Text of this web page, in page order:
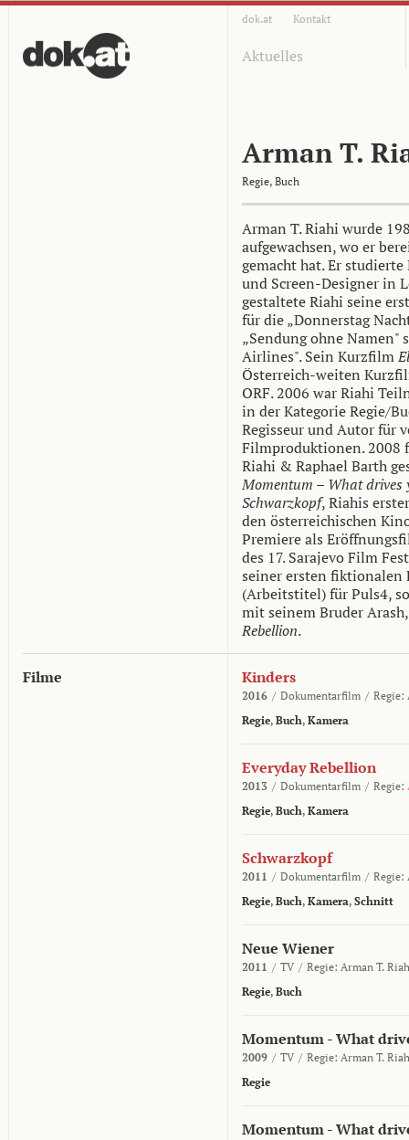
dok.at Kontakt
Aktuelles
Arman T.
Regie, Buch
Arman T. Riahi wurde
aufgewachsen, wo er
gemacht hat. Er
und Screen-Designer in
gestaltete Riahi seine
für die „Donnerstag
„Sendung ohne Namen"
Airlines". Sein Kurzfilm
Österreich-weiten
ORF. 2006 war Riahi
in der Kategorie Regie/
Regisseur und Autor für
Filmproduktionen. 2008
Riahi & Raphael Barth
Momentum – What drives
Schwarzkopf, Riahis
den österreichischen
Premiere als
des 17. Sarajevo Film
seiner ersten fiktionalen
(Arbeitstitel) für Puls4,
mit seinem Bruder
Rebellion.
Filme Kinders
2016 / Dokumentarfilm / Regie:
Regie, Buch, Kamera
Everyday Rebellion
2013 / Dokumentarfilm / Regie:
Regie, Buch, Kamera
Schwarzkopf
2011 / Dokumentarfilm / Regie:
Regie, Buch, Kamera, Schnitt
Neue Wiener
2011 / TV / Regie: Arman T.
Regie, Buch
Momentum - What
2009 / TV / Regie: Arman T.
Regie
Momentum - What